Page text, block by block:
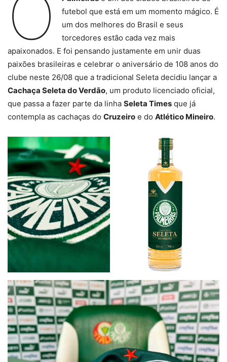
O
futebol que está em um momento mágico. É
um dos melhores do Brasil e seus
torcedores estão cada vez mais
apaixonados. E foi pensando justamente em unir duas
paixões brasileiras e celebrar o aniversário de 108 anos do
clube neste 26/08 que a tradicional Seleta decidiu lançar a
Cachaça Seleta do Verdão, um produto licenciado oficial,
que passa a fazer parte da linha Seleta Times que já
contempla as cachaças do Cruzeiro e do Atlético Mineiro.